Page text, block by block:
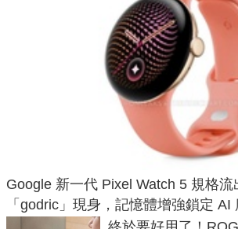
Google 新一代 Pixel Watch 5 規格流
「godric」現身，記憶體增強鎖定 AI